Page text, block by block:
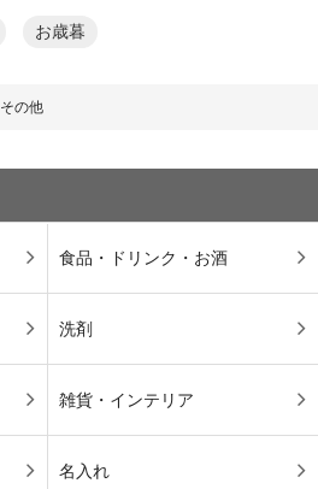
お歳暮
その他
食品・ドリンク・お酒
洗剤
雑貨・インテリア
名入れ